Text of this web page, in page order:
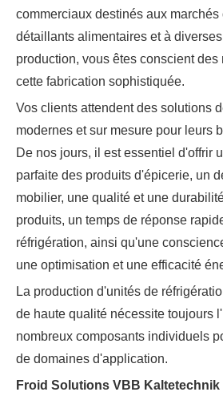
commerciaux destinés aux marchés
détaillants alimentaires et à
production, vous êtes conscient
cette fabrication sophistiquée.
Vos clients attendent des solutions
modernes et sur mesure pour leurs
De nos jours, il est essentiel d'offrir
parfaite des produits d'épicerie, un
mobilier, une qualité et une
produits, un temps de réponse
réfrigération, ainsi qu'une
une optimisation et une efficacité
La production d'unités de
de haute qualité nécessite toujours
nombreux composants individuels
de domaines d'application.
Froid Solutions VBB Kaltetechnik